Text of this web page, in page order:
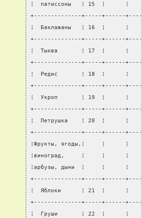
¦  патиссоны   ¦ 15  ¦
+--------------+-----+------
¦  Баклажаны   ¦ 16  ¦
+--------------+-----+------
¦  Тыква       ¦ 17  ¦
+--------------+-----+------
¦  Редис       ¦ 18  ¦
+--------------+-----+------
¦  Укроп       ¦ 19  ¦
+--------------+-----+------
¦  Петрушка    ¦ 20  ¦
+--------------+-----+------
¦Фрукты, ягоды,¦     ¦
¦виноград,     ¦     ¦
¦арбузы, дыни  ¦     ¦
+--------------+-----+------
¦  Яблоки      ¦ 21  ¦
+--------------+-----+------
¦  Груши       ¦ 22  ¦